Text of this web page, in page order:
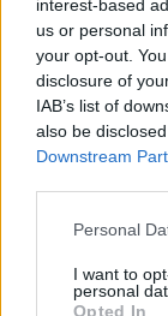
interest-based
us or personal
your opt-out.
disclosure of
IAB’s list of
also be
Downstream
Personal
I want to
personal
Opted In
Santé
Canicule : les conseils
essentiels des
éviter le danger